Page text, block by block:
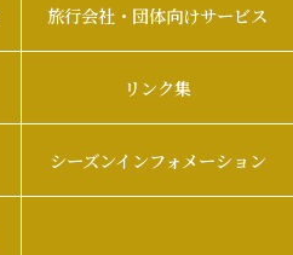
旅行会社・団体向けサービス
リンク集
シーズンインフォメーション